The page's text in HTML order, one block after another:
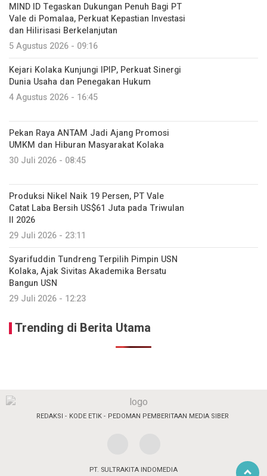
MIND ID Tegaskan Dukungan Penuh Bagi PT
Vale di Pomalaa, Perkuat Kepastian Investasi
dan Hilirisasi Berkelanjutan
5 Agustus 2026 - 09:16
Kejari Kolaka Kunjungi IPIP, Perkuat Sinergi
Dunia Usaha dan Penegakan Hukum
4 Agustus 2026 - 16:45
Pekan Raya ANTAM Jadi Ajang Promosi
UMKM dan Hiburan Masyarakat Kolaka
30 Juli 2026 - 08:45
Produksi Nikel Naik 19 Persen, PT Vale
Catat Laba Bersih US$61 Juta pada Triwulan
II 2026
29 Juli 2026 - 23:11
Syarifuddin Tundreng Terpilih Pimpin USN
Kolaka, Ajak Sivitas Akademika Bersatu
Bangun USN
29 Juli 2026 - 12:23
Trending di Berita Utama
REDAKSI KODE ETIK PEDOMAN PEMBERITAAN MEDIA SIBER
PT. SULTRAKITA INDOMEDIA